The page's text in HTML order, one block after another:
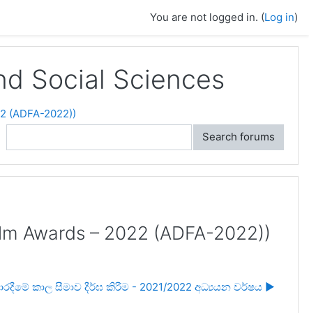
You are not logged in. (Log in)
Social Sciences
(ADFA-2022))
Search forums
Awards – 2022 (ADFA-2022))
කාල සීමාව දීර්ඝ කිරීම - 2021/2022 අධ්‍යයන වර්ෂය ▶︎